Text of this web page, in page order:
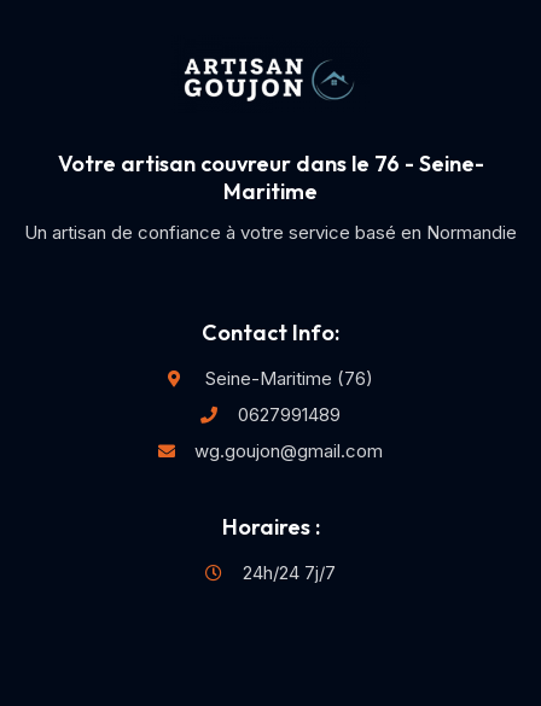
Votre artisan couvreur dans le 76 - Seine-
Maritime
Un artisan de confiance à votre service basé en Normandie
Contact Info:
Seine-Maritime (76)
0627991489
wg.goujon@gmail.com
Horaires :
24h/24 7j/7